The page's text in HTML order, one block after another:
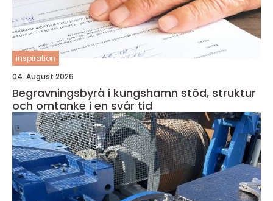
inspiration
04. August 2026
Begravningsbyrå i kungshamn stöd, struktur
och omtanke i en svår tid